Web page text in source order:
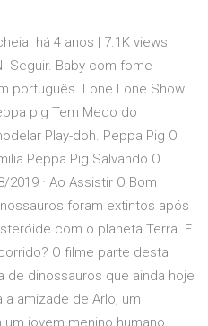
há 4 anos | 7.1K views.
Seguir. Baby com fome
português. Lone Lone Show.
pig Tem Medo do
Play-doh. Peppa Pig O
Peppa Pig Salvando O
· Ao Assistir O Bom
foram extintos após
com o planeta Terra. E
O filme parte desta
de dinossauros que ainda hoje
amizade de Arlo, um